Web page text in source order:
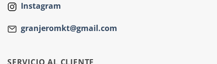
Instagram
granjeromkt@gmail.com